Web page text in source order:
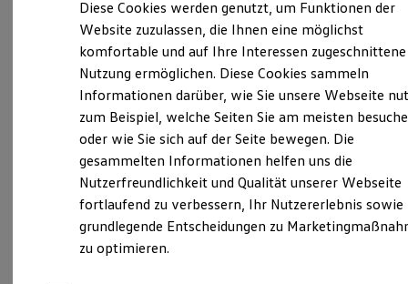
TopDeal
Gebrauchtwagen
ProfiPartner für Gebrauchtwagen
Zertifizierte Gebrauchtwagen
Finanzierung
Für Privatkunden
Für Gewerbekunden
Leasing
Für Privatkunden
Für Gewerbekunden
Versicherungen & Garantien
Garantien
Kfz-Versicherung für Nutzfahrzeuge
Restschuldversicherung
Wartungsverträge
Besitzer & Service
Schneider GmbH (Impressum & Rechtliches)
Stuttgarter Straße 136, 72574 Bad Urach
+49 7125 94820
Montag-Freitag 07:00-18:00 Uhr
Samstag
08:00 -12:00 Uhr
Diese Cookies werden genutzt, um Funktionen der
Website zuzulassen, die Ihnen eine möglichst
komfortable und auf Ihre Interessen zugeschnittene
Nutzung ermöglichen. Diese Cookies sammeln
Informationen darüber, wie Sie unsere Webseite
zum Beispiel, welche Seiten Sie am meisten
oder wie Sie sich auf der Seite bewegen. Die
gesammelten Informationen helfen uns die
Nutzerfreundlichkeit und Qualität unserer Webseite
fortlaufend zu verbessern, Ihr Nutzererlebnis sowie
grundlegende Entscheidungen zu
zu optimieren.